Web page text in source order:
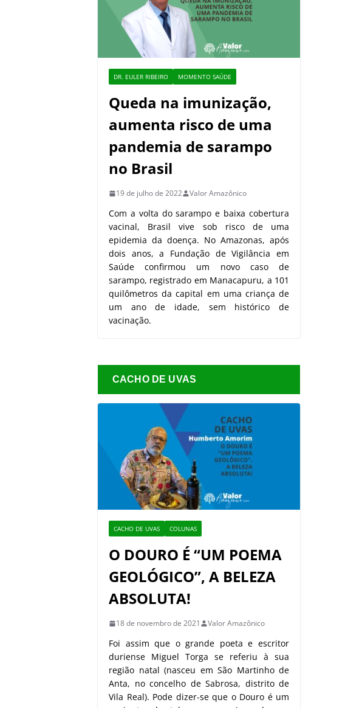
DR. EULER RIBEIRO MOMENTO SAÚDE
Queda na imunização,
aumenta risco de uma
pandemia de sarampo
no Brasil
19 de julho de 2022 Valor Amazônico
Com a volta do sarampo e baixa cobertura
vacinal, Brasil vive sob risco de uma
epidemia da doença. No Amazonas, após
dois anos, a Fundação de Vigilância em
Saúde confirmou um novo caso de
sarampo, registrado em Manacapuru, a 101
quilômetros da capital em uma criança de
um ano de idade, sem histórico de
vacinação.
CACHO DE UVAS
CACHO DE UVAS COLUNAS
O DOURO É “UM POEMA
GEOLÓGICO”, A BELEZA
ABSOLUTA!
18 de novembro de 2021 Valor Amazônico
Foi assim que o grande poeta e escritor
duriense Miguel Torga se referiu à sua
região natal (nasceu em São Martinho de
Anta, no concelho de Sabrosa, distrito de
Vila Real). Pode dizer-se que o Douro é um